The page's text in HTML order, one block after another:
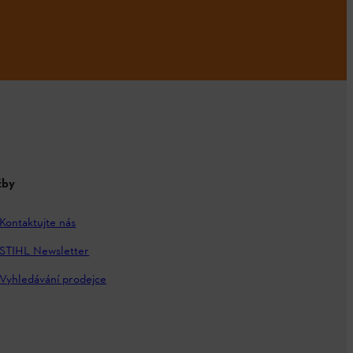
Kontaktujte nás
STIHL Newsletter
Vyhledávání prodejce